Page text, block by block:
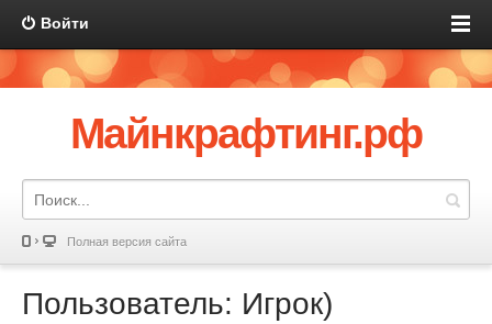
Войти
Майнкрафтинг.рф
Полная версия сайта
Пользователь: Игрок)